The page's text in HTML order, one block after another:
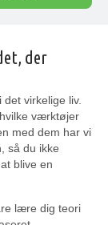
der
virkelige liv.
værktøjer
med dem har vi
så du ikke
blive en
lære dig teori